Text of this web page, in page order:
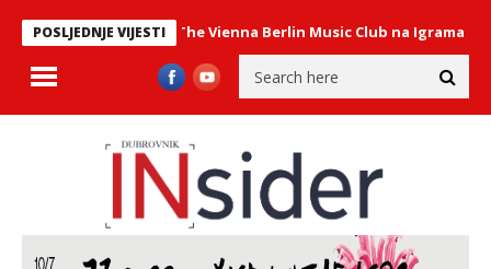
POSLJEDNJE VIJESTI
Philharmonix – The Vienna Berlin Music Club na Igrama U